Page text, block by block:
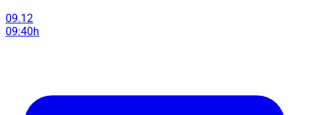
09.12
09:40h